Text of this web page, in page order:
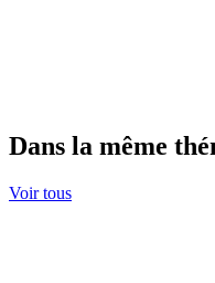
Dans la même
Voir tous